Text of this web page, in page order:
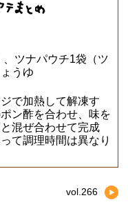
ツナパウチ1袋（ツ
うゆ
で加熱して解凍す
ン酢を合わせ、味を
混ぜ合わせて完成
て調理時間は異なり
vol.266